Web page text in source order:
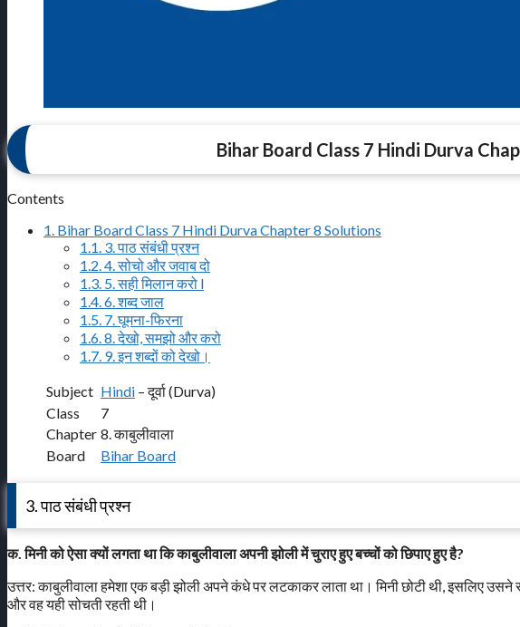
Bihar Board Class 7 Hindi Durva
Contents
1. Bihar Board Class 7 Hindi Durva Chapter 8 Solutions
1.1. 3. पाठ संबंधी प्रश्न
1.2.4. सोचो और जवाब दो
1.3. 5. सही मिलान करो l
1.4.6. शब्द जाल
1.5. 7. घूमना-फिरना
1.6.8. देखो, समझो और करो
1.7. 9. इन शब्दों को देखो।
Subject Hindi – दूर्वा (Durva)
Class
7
Chapter 8. काबुलीवाला
Board
Bihar Board
3. पाठ संबंधी प्रश्न
क. मिनी को ऐसा क्यों लगता था कि काबुलीवाला अपनी झोली में चुराए हुए बच्चों को छिपाए हुए है?
उत्तर: काबुलीवाला हमेशा एक बड़ी झोली अपने कंधे पर लटकाकर लाता था। मिनी छोटी थी, इसलिए
और वह यही सोचती रहती थी।